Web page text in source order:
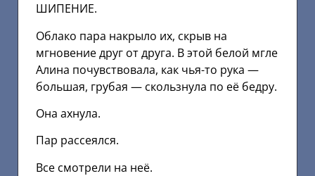
ШИПЕНИЕ.
Облако пара накрыло их, скрыв на
мгновение друг от друга. В этой белой мгле
Алина почувствовала, как чья-то рука —
большая, грубая — скользнула по её бедру.
Она ахнула.
Пар рассеялся.
Все смотрели на неё.